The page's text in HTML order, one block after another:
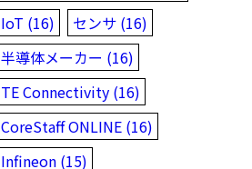
IoT (16)
センサ (16)
半導体メーカー (16)
TE Connectivity (16)
CoreStaff ONLINE (16)
Infineon (15)